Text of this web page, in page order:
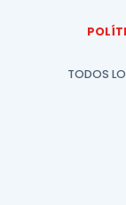
TODOS